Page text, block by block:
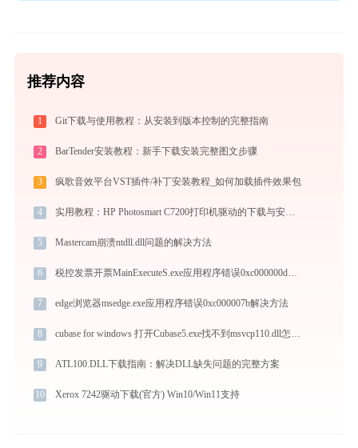
推荐内容
1 Git下载与使用教程：从安装到版本控制的完整指南
2 BarTender安装教程：新手下载安装完整图文步骤
3 疯歌音效平台VST插件/补丁安装教程_如何加载插件效果包
4 实用教程：HP Photosmart C7200打印机驱动的下载与安装技巧
5 Mastercam崩溃ntdll.dll问题的解决方法
6 税控发票开票MainExecuteS.exe应用程序错误0xc000000d解决方法
7 edge浏览器msedge.exe应用程序错误0xc000007b解决方法
8 cubase for windows 打开Cubase5.exe找不到msvcp110.dll怎么办
9 ATL100.DLL下载指南：解决DLL缺失问题的完整方案
10 Xerox 7242驱动下载(官方) Win10/Win11支持